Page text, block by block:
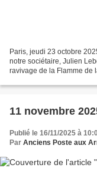
Paris, jeudi 23 octobre
notre sociétaire, Julien
ravivage de la Flamme de
11 novembre
Publié le 16/11/2025 à
Par Anciens Poste aux